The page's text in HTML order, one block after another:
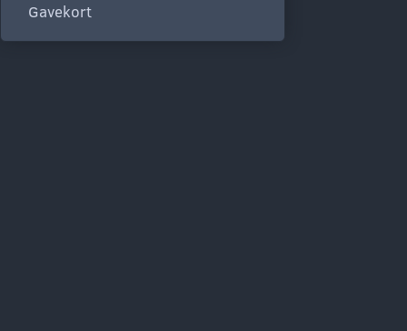
Gavekort